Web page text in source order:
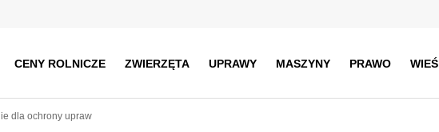
CENY ROLNICZE ZWIERZĘTA UPRAWY MASZYNY PRAWO WIEŚ
dla ochrony upraw